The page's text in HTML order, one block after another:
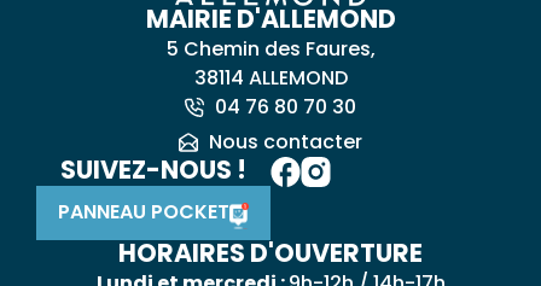
MAIRIE D'ALLEMOND
5 Chemin des Faures,
38114 ALLEMOND
04 76 80 70 30
Nous contacter
SUIVEZ-NOUS !
PANNEAU POCKET
HORAIRES D'OUVERTURE